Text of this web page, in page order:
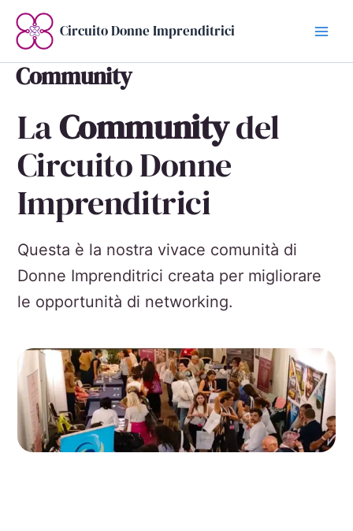
contenuto
Circuito Donne Imprenditrici
Community
LaCommunitydel
Circuito Donne
Imprenditrici
Questa è la nostra vivace comunità di
Donne Imprenditrici creata per migliorare
le opportunità di networking.